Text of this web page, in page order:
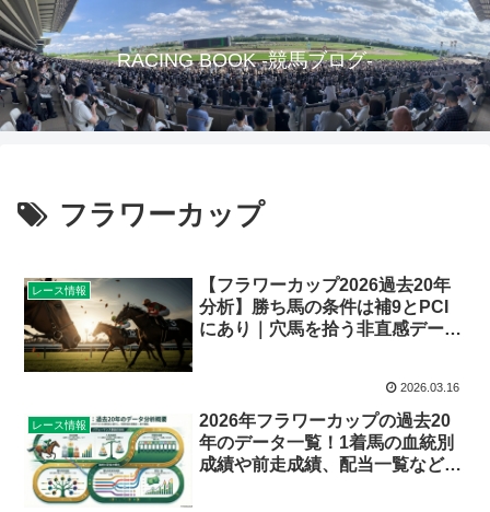
RACING BOOK -競馬ブログ-
フラワーカップ
レース情報
【フラワーカップ2026過去20年
分析】勝ち馬の条件は補9とPCI
にあり｜穴馬を拾う非直感データ
2026.03.16
レース情報
2026年フラワーカップの過去20
年のデータ一覧！1着馬の血統別
成績や前走成績、配当一覧など、